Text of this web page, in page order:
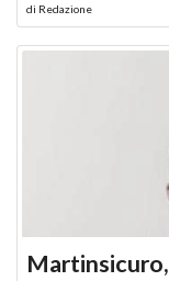
di Redazione